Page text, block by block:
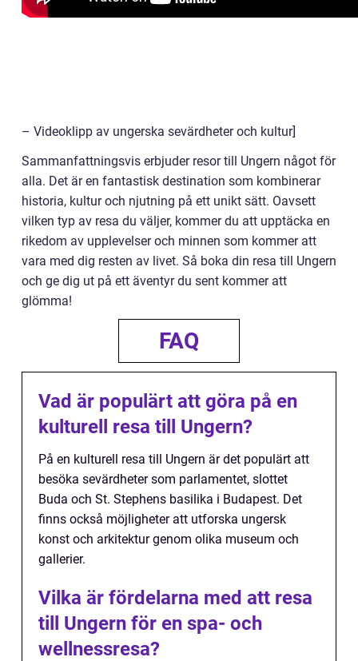
– Videoklipp av ungerska sevärdheter och kultur]
Sammanfattningsvis erbjuder resor till Ungern något för
alla. Det är en fantastisk destination som kombinerar
historia, kultur och njutning på ett unikt sätt. Oavsett
vilken typ av resa du väljer, kommer du att upptäcka en
rikedom av upplevelser och minnen som kommer att
vara med dig resten av livet. Så boka din resa till Ungern
och ge dig ut på ett äventyr du sent kommer att
glömma!
FAQ
Vad är populärt att göra på en
kulturell resa till Ungern?
På en kulturell resa till Ungern är det populärt att
besöka sevärdheter som parlamentet, slottet
Buda och St. Stephens basilika i Budapest. Det
finns också möjligheter att utforska ungersk
konst och arkitektur genom olika museum och
gallerier.
Vilka är fördelarna med att resa
till Ungern för en spa- och
wellnessresa?